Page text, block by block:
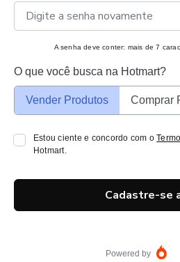
A senha deve conter: mais de 7
O que você busca na Hotmart?
Vender Produtos Comprar
Estou ciente e concordo com o
Hotmart.
Cadastre-se
Powered by